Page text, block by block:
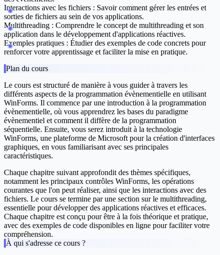
Interactions avec les fichiers : Savoir comment gérer les entrées et
sorties de fichiers au sein de vos applications.
Multithreading : Comprendre le concept de multithreading et son
application dans le développement d'applications réactives.
Exemples pratiques : Étudier des exemples de code concrets pour
renforcer votre apprentissage et faciliter la mise en pratique.
Plan du cours
Le cours est structuré de manière à vous guider à travers les
différents aspects de la programmation évènementielle en utilisant
WinForms. Il commence par une introduction à la programmation
évènementielle, où vous apprendrez les bases du paradigme
évènementiel et comment il diffère de la programmation
séquentielle. Ensuite, vous serez introduit à la technologie
WinForms, une plateforme de Microsoft pour la création d'interfaces
graphiques, en vous familiarisant avec ses principales
caractéristiques.
Chaque chapitre suivant approfondit des thèmes spécifiques,
notamment les principaux contrôles WinForms, les opérations
courantes que l'on peut réaliser, ainsi que les interactions avec des
fichiers. Le cours se termine par une section sur le multithreading,
essentielle pour développer des applications réactives et efficaces.
Chaque chapitre est conçu pour être à la fois théorique et pratique,
avec des exemples de code disponibles en ligne pour faciliter votre
compréhension.
À qui s'adresse ce cours ?